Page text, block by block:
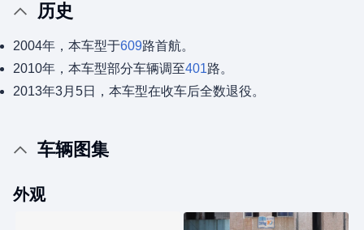
历史
2004年，本车型于609路首航。
2010年，本车型部分车辆调至401路。
2013年3月5日，本车型在收车后全数退役。
车辆图集
外观